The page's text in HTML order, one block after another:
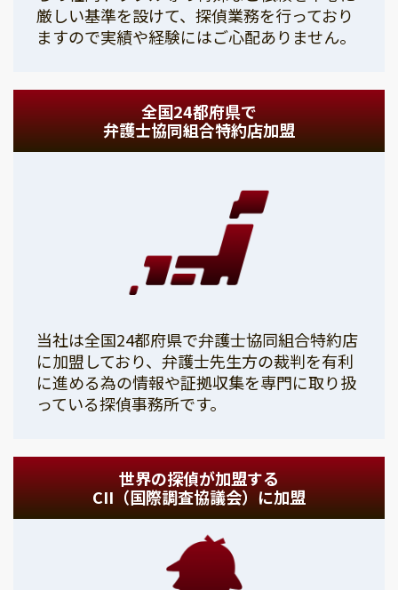
厳しい基準を設けて、探偵業務を行っており
ますので実績や経験にはご心配ありません。
全国24都府県で
弁護士協同組合特約店加盟
当社は全国24都府県で弁護士協同組合特約店
に加盟しており、弁護士先生方の裁判を有利
に進める為の情報や証拠収集を専門に取り扱
っている探偵事務所です。
世界の探偵が加盟する
CII（国際調査協議会）に加盟